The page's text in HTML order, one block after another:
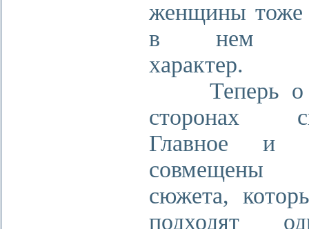
женщины тоже
в нем
характер.
Теперь о
сторонах
Главное и
сюжета,
подходят